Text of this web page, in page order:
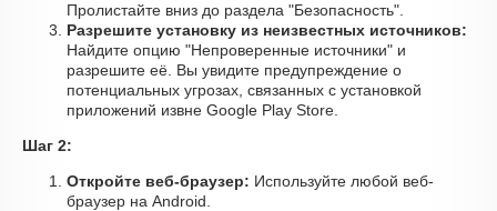
Пролистайте вниз до раздела "Безопасность".
Разрешите установку из неизвестных источников:
Найдите опцию "Непроверенные источники" и
разрешите её. Вы увидите предупреждение о
потенциальных угрозах, связанных с установкой
приложений извне Google Play Store.
Шаг 2:
Откройте веб-браузер: Используйте любой веб-
браузер на Android.